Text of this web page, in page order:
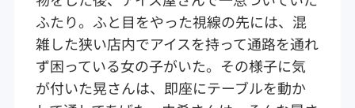
ふたり。ふと目をやった視線の先には、混
雑した狭い店内でアイスを持って通路を通れ
ず困っている女の子がいた。その様子に気
が付いた晃さんは、即座にテーブルを動か